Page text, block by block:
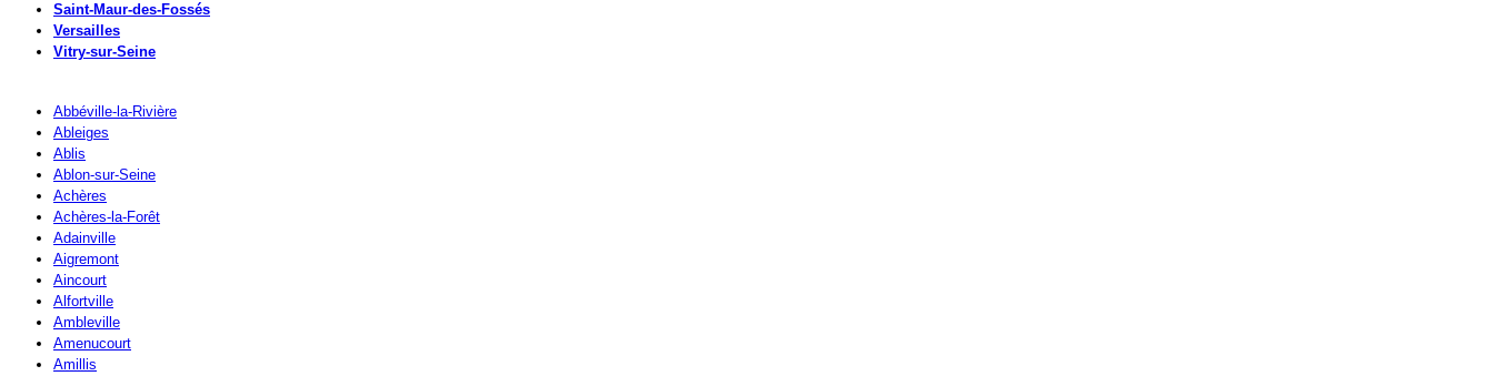
Saint-Maur-des-Fossés
Versailles
Vitry-sur-Seine
Abbéville-la-Rivière
Ableiges
Ablis
Ablon-sur-Seine
Achères
Achères-la-Forêt
Adainville
Aigremont
Aincourt
Alfortville
Ambleville
Amenucourt
Amillis